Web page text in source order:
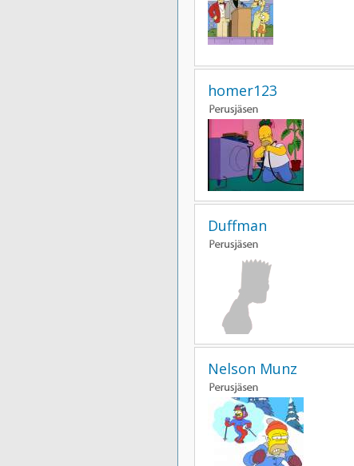
homer123
Duffman
Nelson Munz